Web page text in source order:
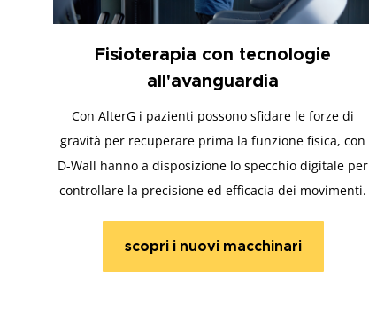
Fisioterapia con tecnologie
all'avanguardia
Con AlterG i pazienti possono sfidare le forze di
gravità per recuperare prima la funzione fisica, con
D-Wall hanno a disposizione lo specchio digitale per
controllare la precisione ed efficacia dei movimenti.
scopri i nuovi macchinari